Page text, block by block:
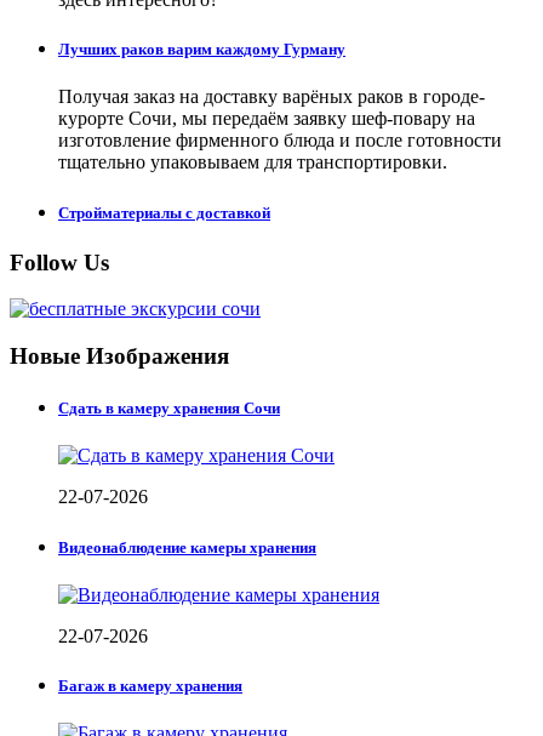
Лучших раков варим каждому Гурману
Получая заказ на доставку варёных раков в городе-
курорте Сочи, мы передаём заявку шеф-повару на
изготовление фирменного блюда и после готовности
тщательно упаковываем для транспортировки.
Стройматериалы с доставкой
Follow Us
Новые Изображения
Сдать в камеру хранения Сочи
22-07-2026
Видеонаблюдение камеры хранения
22-07-2026
Багаж в камеру хранения